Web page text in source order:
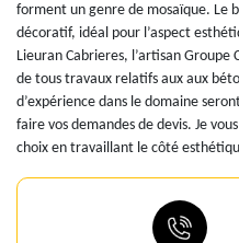
forment un genre de mosaïque. Le
décoratif, idéal pour l’aspect
Lieuran Cabrieres, l’artisan
de tous travaux relatifs aux aux
d’expérience dans le domaine
faire vos demandes de devis. Je
choix en travaillant le côté